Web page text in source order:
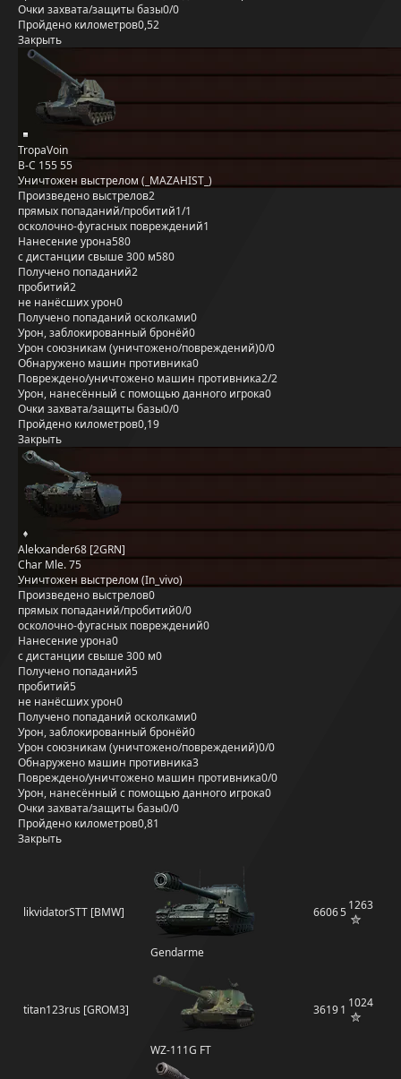
Очки захвата/защиты базы0/0
Пройдено километров0,52
Закрыть
TropaVoin
B-C 155 55
Уничтожен выстрелом (_MAZAHIST_)
Произведено выстрелов2
прямых попаданий/пробитий1/1
осколочно-фугасных повреждений1
Нанесение урона580
с дистанции свыше 300 м580
Получено попаданий2
пробитий2
не нанёсших урон0
Получено попаданий осколками0
Урон, заблокированный бронёй0
Урон союзникам (уничтожено/повреждений)0/0
Обнаружено машин противника0
Повреждено/уничтожено машин противника2/2
Урон, нанесённый с помощью данного игрока0
Очки захвата/защиты базы0/0
Пройдено километров0,19
Закрыть
Alekxander68 [2GRN]
Char Mle. 75
Уничтожен выстрелом (In_vivo)
Произведено выстрелов0
прямых попаданий/пробитий0/0
осколочно-фугасных повреждений0
Нанесение урона0
с дистанции свыше 300 м0
Получено попаданий5
пробитий5
не нанёсших урон0
Получено попаданий осколками0
Урон, заблокированный бронёй0
Урон союзникам (уничтожено/повреждений)0/0
Обнаружено машин противника3
Повреждено/уничтожено машин противника0/0
Урон, нанесённый с помощью данного игрока0
Очки захвата/защиты базы0/0
Пройдено километров0,81
Закрыть
likvidatorSTT [BMW]
Gendarme
660651263
titan123rus [GROM3]
WZ-111G FT
36191 1024